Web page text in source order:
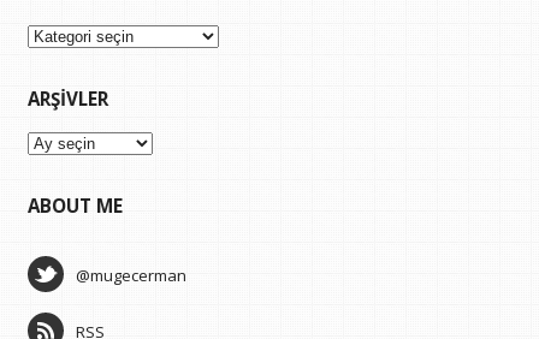
Kategoriler
ARŞIVLER
Arşivler
ABOUT ME
@mugecerman
RSS